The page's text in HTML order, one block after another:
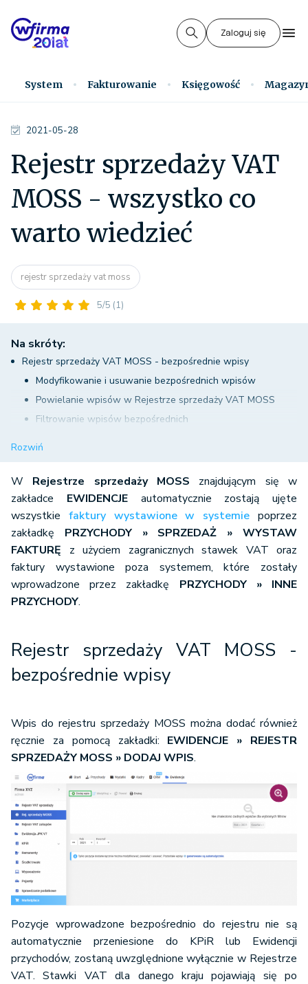
Zaloguj się
System Fakturowanie Księgowość
2021-05-28
Rejestr sprzedaży VAT
MOSS - wszystko co
warto wiedzieć
rejestr sprzedaży vat moss
5/5 (1)
Na skróty:
Rejestr sprzedaży VAT MOSS - bezpośrednie wpisy
Modyfikowanie i usuwanie bezpośrednich wpisów
Powielanie wpisów w Rejestrze sprzedaży VAT MOSS
Filtrowanie wpisów bezpośrednich
Rozwiń
W Rejestrze sprzedaży MOSS znajdującym się w
zakładce EWIDENCJEautomatycznie zostają ujęte
wszystkie faktury wystawione w systemie poprzez
zakładkę PRZYCHODY » SPRZEDAŻ » WYSTAW
FAKTURĘ z użyciem zagranicznych stawek VAT oraz
faktury wystawione poza systemem, które zostały
wprowadzone przez zakładkę PRZYCHODY » INNE
PRZYCHODY.
Rejestr sprzedaży VAT MOSS -
bezpośrednie wpisy
Wpis do rejestru sprzedaży MOSS można dodać również
ręcznie za pomocą zakładki: EWIDENCJE » REJESTR
SPRZEDAŻY MOSS » DODAJ WPIS.
Pozycje wprowadzone bezpośrednio do rejestru nie są
automatycznie przeniesione do KPiR lub Ewidencji
przychodów, zostaną uwzględnione wyłącznie w Rejestrze
VAT. Stawki VAT dla danego kraju pojawiają się po